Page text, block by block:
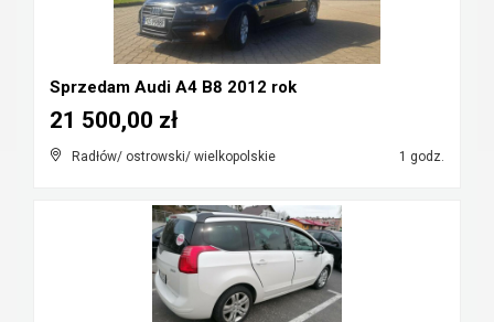
Sprzedam Audi A4 B8 2012 rok
Radłów/ ostrowski/ wielkopolskie 1 godz.
21 500,00 zł